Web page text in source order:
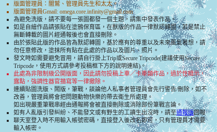
版面管理員：闇鷲、管理員先生和太太。
版面管理員Gmail: omega.core.infinity@gmail.com
為避免洗版，請不要每一張圖都發一個主題，請集中發表作品。
如是自繪作品請張貼在塗鴉保育區，在獸版的作品一律默認轉圖，若是禁止
無斷轉載的圖片經通報後也會直接刪除。
由於張貼此版的作品皆為默認轉圖，基於應有的尊重以及未來風氣著想，請
勿任意修改，塗抹所有貼在此處的作品以及圖片、照片。
發文時如需要避免冒用，請自行掛上Trip或Secure Tripcode(建議使用Secure
Tripcode，使用方式請參考投稿框下方的說明連結)。
此處為非限制級公開版面，因此請勿投稿上車／卡車類作品，過於性暗示，
露點，強調性器官描寫等一律撤除。
連續貼圖洗版、鬧版，筆戰，談論他人私事者管理員會先行警告/刪除，如不
改善，管理員將會把問題動物快樂的帶去衛生所處理。
如出現嚴重筆戰串經由通報將會被直接刪除或消除部份筆戰言論。
如有人亂版引發糾紛、不能發文或有野生的工讀生出沒時，請至通報版回報
聊天室登入時不用輸入帳號密碼，直接登入後改名即可，只有管理員才需要
輸入帳密。